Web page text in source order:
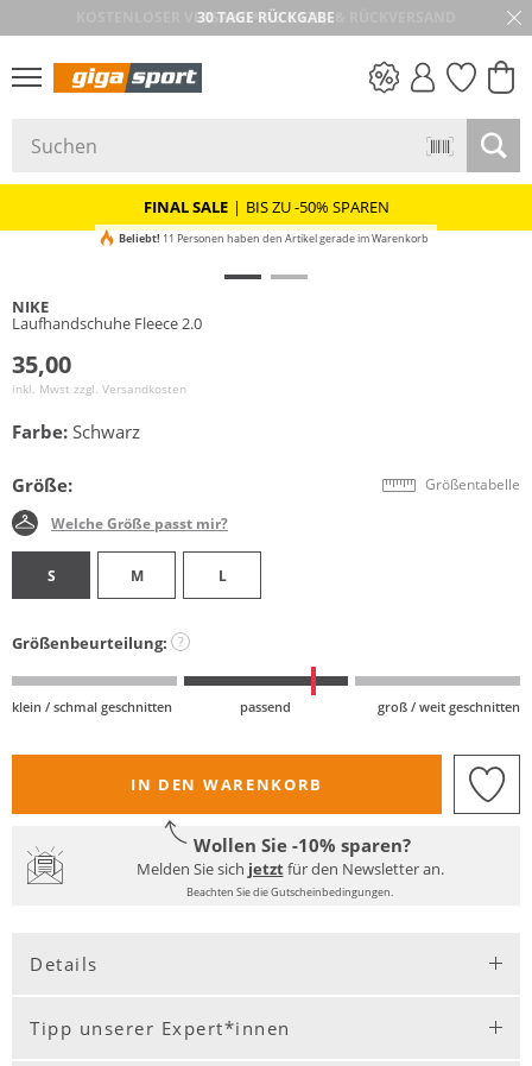
30 TAGE RÜCKGABE
FINAL SALE | BIS ZU -50% SPAREN
Beliebt! 11 Personen haben den Artikel gerade im Warenkorb
NIKE
Laufhandschuhe Fleece 2.0
35,00
inkl. Mwst zzgl. Versandkosten
Farbe: Schwarz
Größe: Größentabelle
Welche Größe passt mir?
S M L
Größenbeurteilung: ?
klein / schmal geschnitten passend groß / weit geschnitten
IN DEN WARENKORB
Wollen Sie -10% sparen?
Melden Sie sich jetztfür den Newsletter an.
Beachten Sie die Gutscheinbedingungen.
Details
Tipp unserer Expert*innen